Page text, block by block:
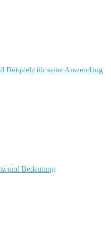
Beispiele für seine Anwendung
und Bedeutung